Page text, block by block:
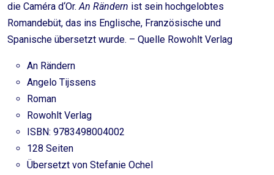
die Caméra d‘Or.An Rändern ist sein hochgelobtes
Romandebüt, das ins Englische, Französische und
Spanische übersetzt wurde. – Quelle Rowohlt Verlag
An Rändern
Angelo Tijssens
Roman
Rowohlt Verlag
ISBN: 9783498004002
128 Seiten
Übersetzt von Stefanie Ochel